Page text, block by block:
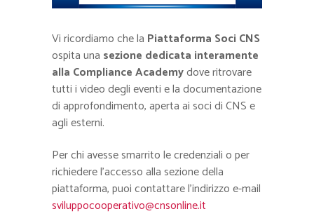
Vi ricordiamo che la Piattaforma Soci CNS
ospita una sezione dedicata interamente
alla Compliance Academydove ritrovare
tutti i video degli eventi e la documentazione
di approfondimento, aperta ai soci di CNS e
agli esterni.
Per chi avesse smarrito le credenziali o per
richiedere l’accesso alla sezione della
piattaforma, puoi contattare l’indirizzo e-mail
sviluppocooperativo@cnsonline.it